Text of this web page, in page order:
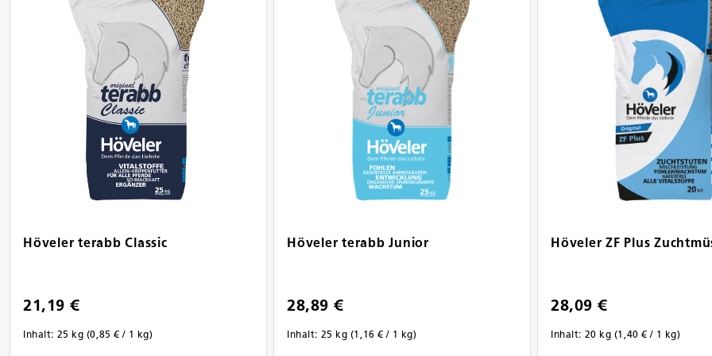
Höveler terabb Classic
21,19 €
Inhalt: 25 kg (0,85 € / 1 kg)
Höveler terabb Junior
28,89 €
Inhalt: 25 kg (1,16 € / 1 kg)
Höveler ZF Plus
28,09 €
Inhalt: 20 kg (1,40 € / 1 kg)